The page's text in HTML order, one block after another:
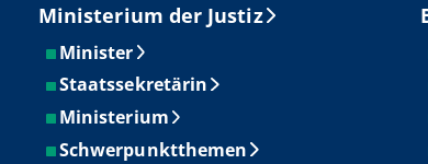
Ministerium der Justiz
Minister
Staatssekretärin
Ministerium
Schwerpunktthemen